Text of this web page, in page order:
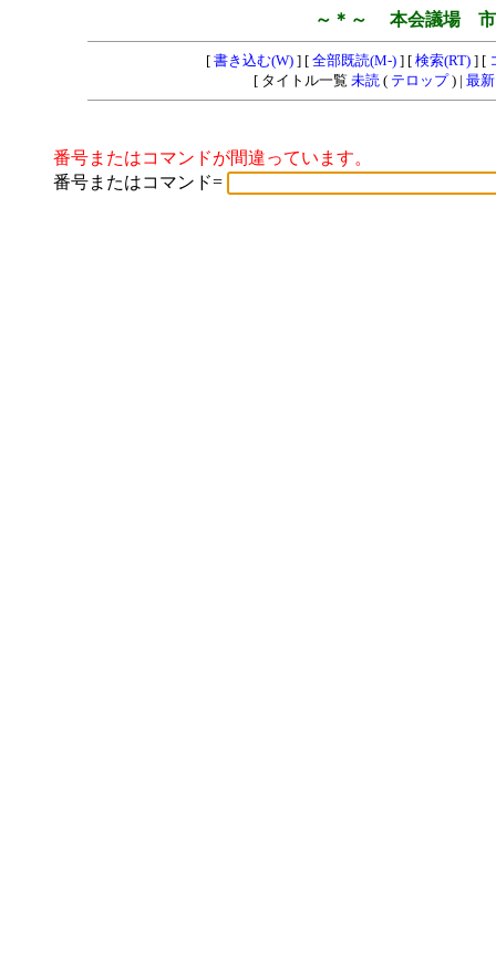
～＊～ 本会議場 市
[ 書き込む(W)] [ 全部既読(M-)] [ 検索(RT)] [
[ タイトル一覧 未読( テロップ) | 最新
番号またはコマンドが間違っています。
番号またはコマンド=